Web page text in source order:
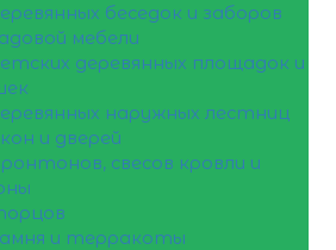
беседок и заборов
мебели
деревянных площадок и
наружных лестниц
и дверей
свесов кровли и
и терракоты